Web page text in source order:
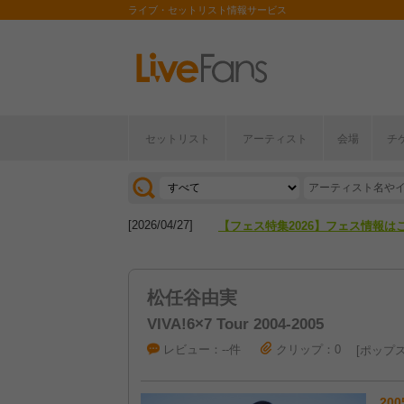
ライブ・セットリスト情報サービス
セットリスト アーティスト 会場 チ
[2026/07/28] 【ライブ動員ランキング】2026年
[2026/04/27] 【フェス特集2026】フェス情報は
松任谷由実
VIVA!6×7 Tour 2004-2005
レビュー：--件 クリップ：0 ポップ